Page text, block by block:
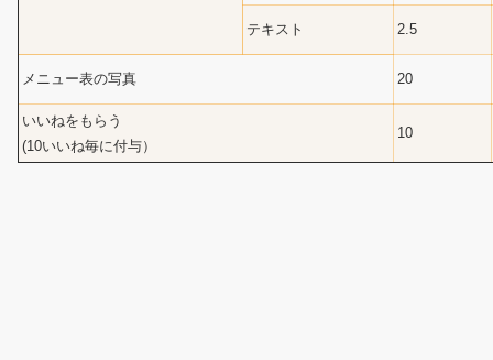
テキスト 2.5
メニュー表の写真 20
いいねをもらう
(10いいね毎に付与）
10